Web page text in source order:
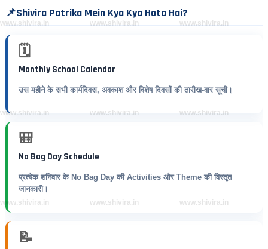
📌Shivira Patrika Mein Kya Kya Hota Hai?
🗓️
Monthly School Calendar
उस महीने के सभी कार्यदिवस, अवकाश और विशेष दिवसों की तारीख-वार सूची।
🎒
No Bag Day Schedule
प्रत्येक शनिवार के No Bag Day की Activities और Theme की विस्तृत
जानकारी।
📝
www.shivira.in
www.shivira.in
www.shivira.in
www.shivira.in
www.shivira.in
www.shivira.in
www.shivira.in
www.shivira.in
www.shivira.in